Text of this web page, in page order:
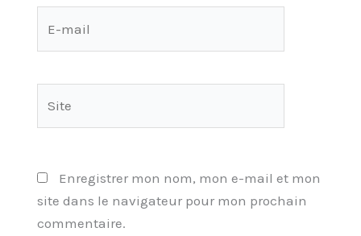
Enregistrer mon nom, mon e-mail et mon
site dans le navigateur pour mon prochain
commentaire.